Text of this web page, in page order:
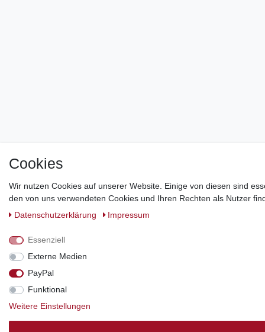
Cookies
Wir nutzen Cookies auf unserer Website. Einige von diesen sind
den von uns verwendeten Cookies und Ihren Rechten als Nutzer
Daten­schutz­erklärung
Impressum
Essenziell
Externe Medien
PayPal
Funktional
Weitere Einstellungen